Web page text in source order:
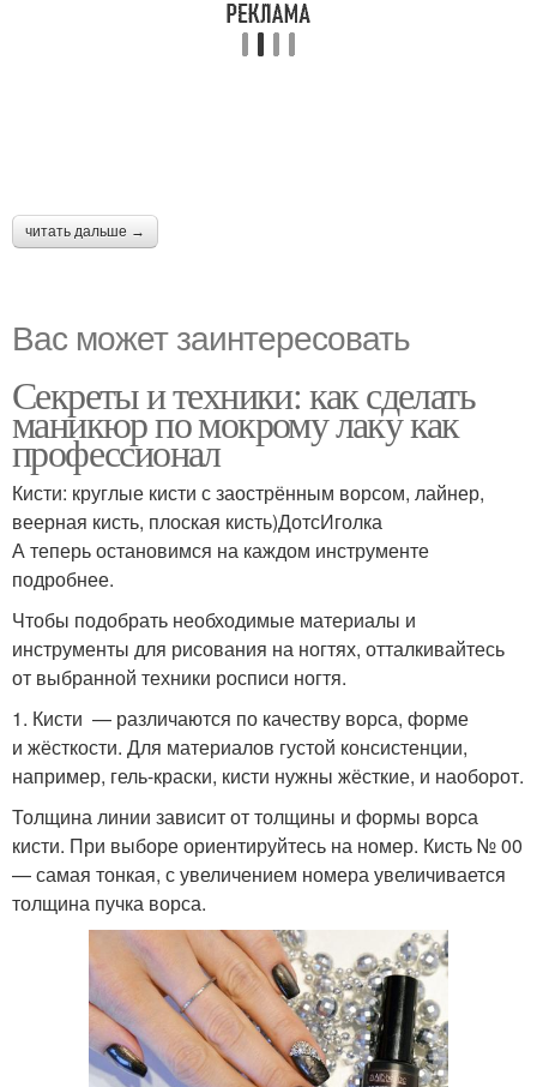
читать дальше →
Вас может заинтересовать
Секреты и техники: как сделать
маникюр по мокрому лаку как
профессионал
Кисти: круглые кисти с заострённым ворсом, лайнер,
веерная кисть, плоская кисть)ДотсИголка
А теперь остановимся на каждом инструменте
подробнее.
Чтобы подобрать необходимые материалы и
инструменты для рисования на ногтях, отталкивайтесь
от выбранной техники росписи ногтя.
1. Кисти — различаются по качеству ворса, форме
и жёсткости. Для материалов густой консистенции,
например, гель-краски, кисти нужны жёсткие, и наоборот.
Толщина линии зависит от толщины и формы ворса
кисти. При выборе ориентируйтесь на номер. Кисть № 00
— самая тонкая, с увеличением номера увеличивается
толщина пучка ворса.